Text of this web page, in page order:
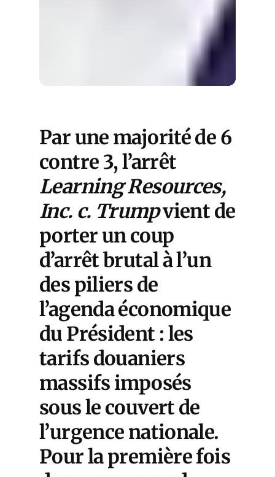
Par une majorité de 6
contre 3, l’arrêt
Learning Resources,
Inc. c. Trumpvient de
porter un coup
d’arrêt brutal à l’un
des piliers de
l’agenda économique
du Président : les
tarifs douaniers
massifs imposés
sous le couvert de
l’urgence nationale.
Pour la première fois